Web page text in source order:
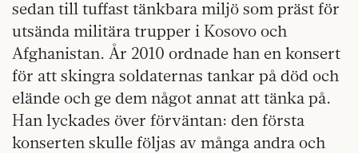
sedan till tuffast tänkbara miljö som präst för
utsända militära trupper i Kosovo och
Afghanistan. År 2010 ordnade han en konsert
för att skingra soldaternas tankar på död och
elände och ge dem något annat att tänka på.
Han lyckades över förväntan: den första
konserten skulle följas av många andra och